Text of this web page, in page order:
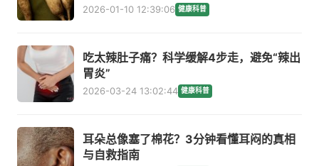
2026-01-10 12:39:06 健康科普
吃太辣肚子痛？科学缓解4步走，避免“辣出
胃炎”
2026-03-24 13:02:44 健康科普
耳朵总像塞了棉花？3分钟看懂耳闷的真相
与自救指南